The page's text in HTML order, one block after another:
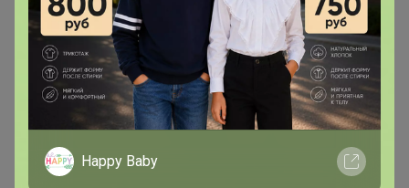
Здравствуйте! А есть ли такой джемпер как
оливковый Артикул 50779/57 только лимонный?..
Chydo_chydnoe
Happy Baby